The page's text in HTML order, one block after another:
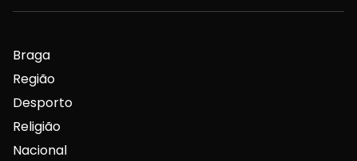
Braga
Região
Desporto
Religião
Nacional